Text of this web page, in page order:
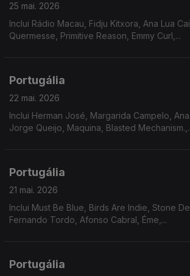
25 mai. 2026
Inclui Rádio Macau, Fidju Kitxora, Ana Lua
Quermesse, Primitive Reason, Emmy Curl,...
Portugália
22 mai. 2026
Inclui Herman José, Margarida Campelo, Ana
Jorge Queijo, Maquina, Blasted
Portugália
21 mai. 2026
Inclui Must Be Blue, Birds Are Indie, Stone
Fernando Tordo, Afonso Cabral, Éme,...
Portugália